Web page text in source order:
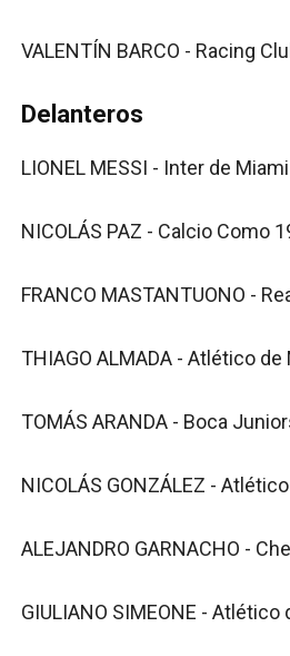
VALENTÍN BARCO - Racing
Delanteros
LIONEL MESSI - Inter de Miami
NICOLÁS PAZ - Calcio Como
FRANCO MASTANTUONO -
THIAGO ALMADA - Atlético de
TOMÁS ARANDA - Boca
NICOLÁS GONZÁLEZ -
ALEJANDRO GARNACHO -
GIULIANO SIMEONE - Atlético